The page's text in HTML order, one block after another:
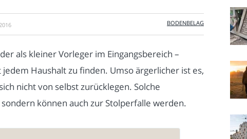
BODENBELAG
als kleiner Vorleger im Eingangsbereich –
Haushalt zu finden. Umso ärgerlicher ist es,
nicht von selbst zurücklegen. Solche
können auch zur Stolperfalle werden.